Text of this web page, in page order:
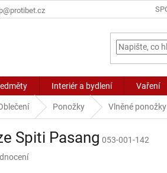
Interiér a bydlení Vaření
Ponožky Vlněné
Spiti Pasang 053-001-142